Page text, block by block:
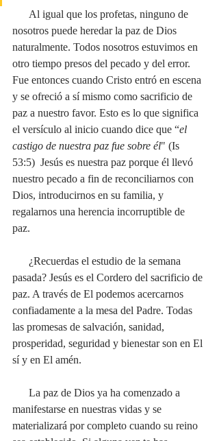
nosotros puede heredar la paz de Dios
naturalmente. Todos nosotros estuvimos en
otro tiempo presos del pecado y del error.
Fue entonces cuando Cristo entró en escena
y se ofreció a sí mismo como sacrificio de
paz a nuestro favor. Esto es lo que significa
el versículo al inicio cuando dice que “el
castigo de nuestra paz fue sobre él" (Is
53:5)  Jesús es nuestra paz porque él llevó
nuestro pecado a fin de reconciliarnos con
Dios, introducirnos en su familia, y
regalarnos una herencia incorruptible de
paz.
pasada? Jesús es el Cordero del sacrificio de
paz. A través de El podemos acercarnos
confiadamente a la mesa del Padre. Todas
las promesas de salvación, sanidad,
prosperidad, seguridad y bienestar son en El
sí y en El amén.
manifestarse en nuestras vidas y se
materializará por completo cuando su reino